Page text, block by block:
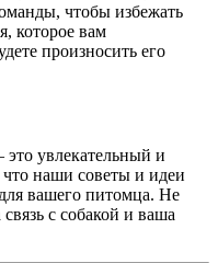
чтобы избежать
которое вам
произносить его
увлекательный и
наши советы и идеи
вашего питомца. Не
с собакой и ваша